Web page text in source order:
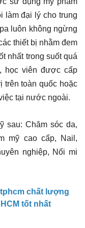
làm đại lý cho trung
luôn không ngừng
thiết bị nhằm đem
nhất trong suốt quá
học viên được cấp
trên toàn quốc hoặc
tại nước ngoài.
sau: Chăm sóc da,
mỹ cao cấp, Nail,
nghiệp, Nối mi
chất lượng
tốt nhất